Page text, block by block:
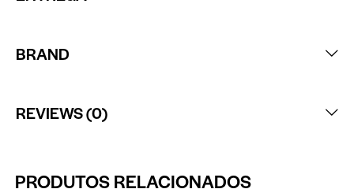
BRAND
REVIEWS (0)
PRODUTOS RELACIONADOS